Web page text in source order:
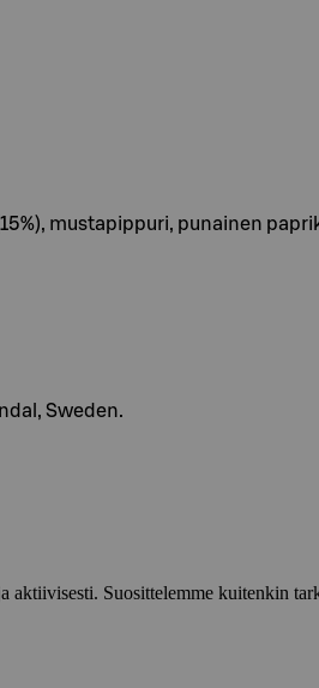
mustapippuri, punainen
Sweden.
aktiivisesti. Suosittelemme kuitenkin